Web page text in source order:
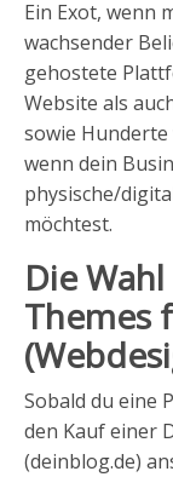
Ein Exot, wenn
wachsender
gehostete
Website als
sowie
wenn dein
physische/
möchtest.
Die
Themes
Sobald du eine
den Kauf einer
(deinblog.de)